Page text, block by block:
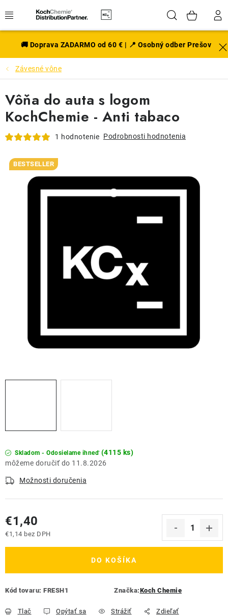
na
Hľadať
EXTERIÉR
DISKY A PNEU
INTERIÉR
PRÍSLUŠENSTVO
VÝHODNÉ SADY
DARČEKOVÉ POUKAZY
ČISTENIE A ÚDRŽBA LODÍ
🚚 Doprava ZADARMO od 60 € | 📍 Osobný odber Prešov
Závesné vône
Skladom - Odosielame ihneď (4115 ks)
11.8.2026
Možnosti doručenia
€1,40
€1,14 bez DPH
DO KOŠÍKA
Kód tovaru: FRESH1 Značka:Koch Chemie
Tlač Opýtať sa Strážiť Zdieľať
Vôňa do auta s logom
KochChemie - Anti tabaco
1 hodnotenie Podrobnosti hodnotenia
BESTSELLER